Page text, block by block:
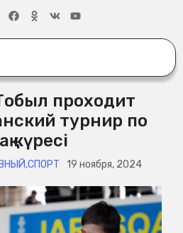
проходит
турнир по
күресі
,СПОРТ 19 ноября, 2024